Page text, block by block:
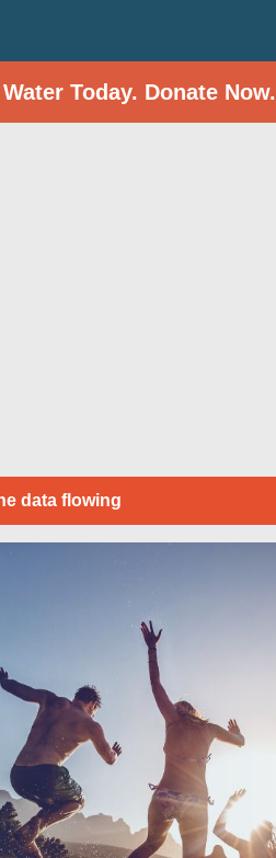
Today. Donate Now.
data flowing